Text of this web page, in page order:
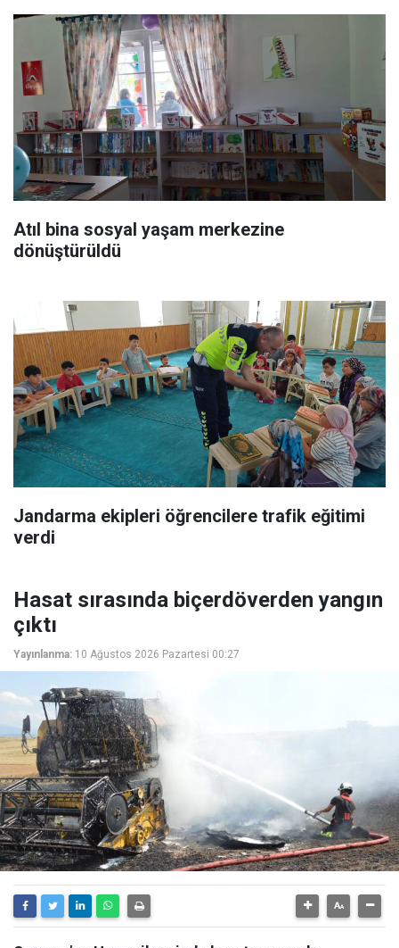
Atıl bina sosyal yaşam merkezine
dönüştürüldü
Jandarma ekipleri öğrencilere trafik eğitimi
verdi
Hasat sırasında biçerdöverden yangın
çıktı
Yayınlanma: 10 Ağustos 2026 Pazartesi 00:27